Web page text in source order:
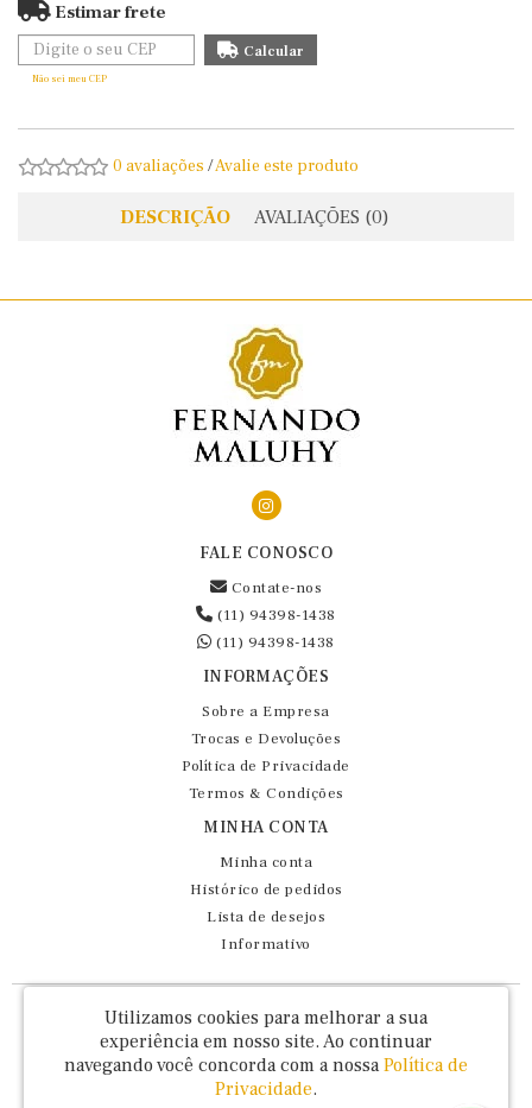
Estimar frete
Não sei meu CEP
0 avaliações /Avalie este produto
DESCRIÇÃO AVALIAÇÕES (0)
FALE CONOSCO
Contate-nos
(11) 94398-1438
(11) 94398-1438
INFORMAÇÕES
Sobre a Empresa
Trocas e Devoluções
Política de Privacidade
Termos & Condições
MINHA CONTA
Minha conta
Histórico de pedidos
Lista de desejos
Informativo
Fernando Maluhy Cia Ltda - CNPJ: 60.458.825/0001-86
Rua Dr Euclydes da Cunha, 47 - Brás - São Paulo / SP - CEP 03016-030
Utilizamos cookies para melhorar a sua
experiência em nosso site. Ao continuar
navegando você concorda com a nossa Política de
Privacidade.